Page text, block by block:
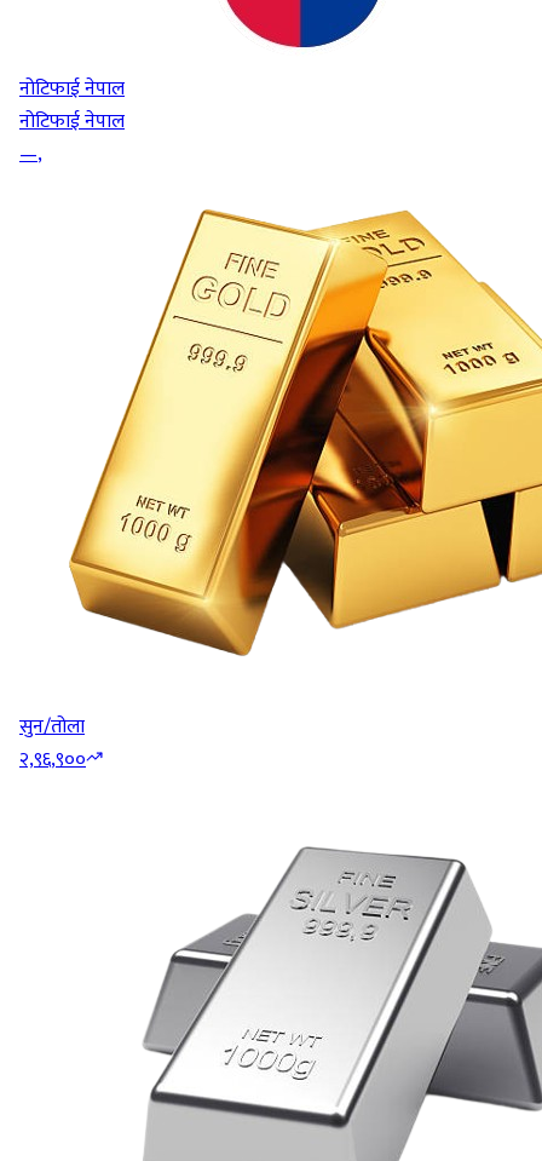
नोटिफाई नेपाल
नोटिफाई नेपाल
—,
सुन/तोला
२,९६,९००